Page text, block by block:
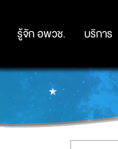
รู้จัก อพวช. บริการ
รู้จัก อพวช. บริการ